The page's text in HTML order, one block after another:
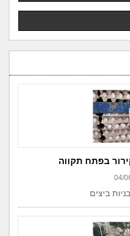
בפתח תקווה
04/